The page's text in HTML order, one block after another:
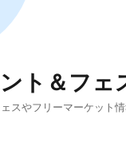
ト＆フェ
スやフリーマーケット